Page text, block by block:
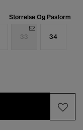
Størrelse Og Pasform
33 34